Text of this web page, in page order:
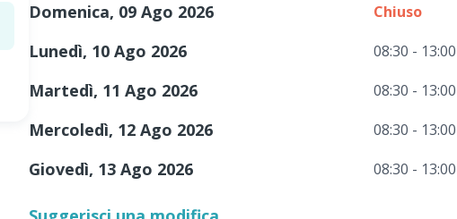
Domenica, 09 Ago 2026 Chiuso
Lunedì, 10 Ago 2026 08:30 - 13:00
Martedì, 11 Ago 2026 08:30 - 13:00
Mercoledì, 12 Ago 2026 08:30 - 13:00
Giovedì, 13 Ago 2026 08:30 - 13:00